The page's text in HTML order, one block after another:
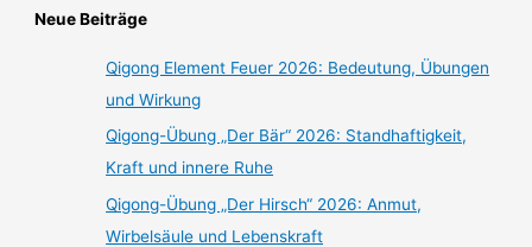
Neue Beiträge
Qigong Element Feuer 2026: Bedeutung, Übungen
und Wirkung
Qigong-Übung „Der Bär“ 2026: Standhaftigkeit,
Kraft und innere Ruhe
Qigong-Übung „Der Hirsch“ 2026: Anmut,
Wirbelsäule und Lebenskraft